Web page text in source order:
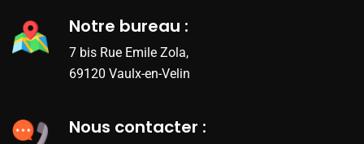
Notre bureau :
7 bis Rue Emile Zola,
69120 Vaulx-en-Velin
Nous contacter :